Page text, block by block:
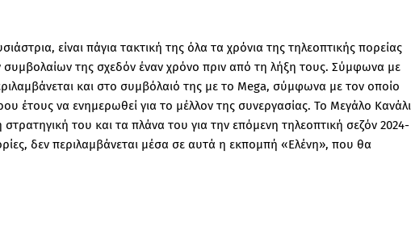
είναι πάγια τακτική της όλα τα χρόνια της τηλεοπτικής πορείας
συμβολαίων της σχεδόν έναν χρόνο πριν από τη λήξη τους. Σύμφωνα με
και στο συμβόλαιό της με το Μega, σύμφωνα με τον οποίο
έτους να ενημερωθεί για το μέλλον της συνεργασίας. Το Μεγάλο Κανάλι
στρατηγική του και τα πλάνα του για την επόμενη τηλεοπτική σεζόν 2024-
δεν περιλαμβάνεται μέσα σε αυτά η εκπομπή «Ελένη», που θα